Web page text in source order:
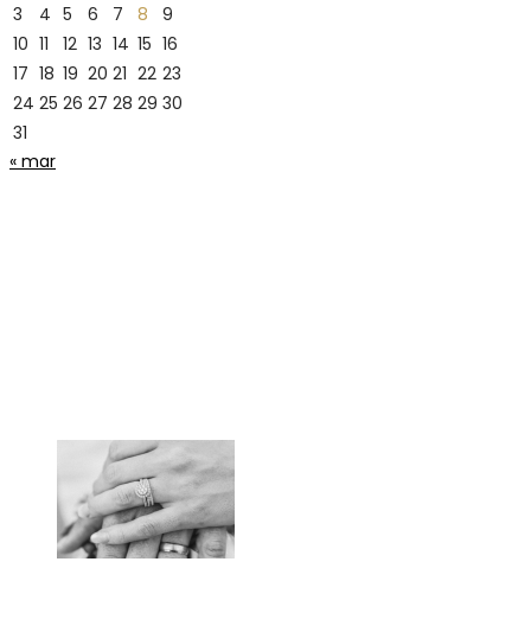
3
4 5 6 7 8
9
10 11 12 13 14 15 16
17 18 19 20 21 22 23
24 25 26 27 28 29 30
31
« mar